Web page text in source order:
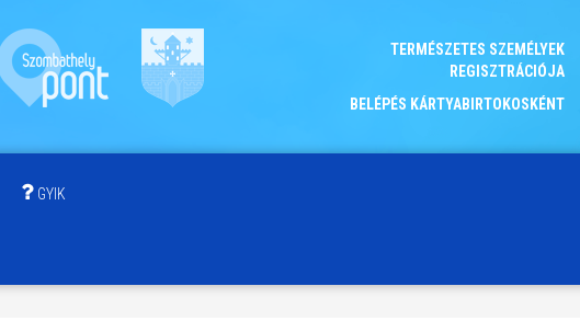
TERMÉSZETES SZEMÉLYEK
REGISZTRÁCIÓJA
BELÉPÉS KÁRTYABIRTOKOSKÉNT
GYIK